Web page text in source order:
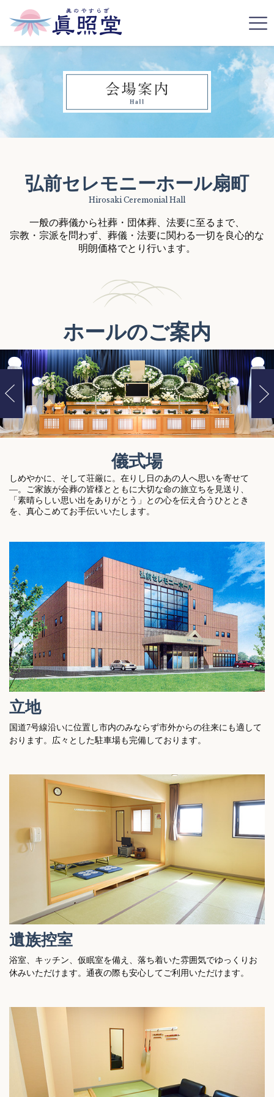
弘前セレモニーホール扇町
一般の葬儀から社葬・団体葬、法要に至るまで、
宗教・宗派を問わず、葬儀・法要に関わる一切を良心的な
明朗価格でとり行います。
ホールのご案内
儀式場
しめやかに、そして荘厳に。在りし日のあの人へ思いを寄せて
―。ご家族が会葬の皆様とともに大切な命の旅立ちを見送り、
「素晴らしい思い出をありがとう」との心を伝え合うひととき
を、真心こめてお手伝いいたします。
立地
国道7号線沿いに位置し市内のみならず市外からの往来にも適して
おります。広々とした駐車場も完備しております。
遺族控室
浴室、キッチン、仮眠室を備え、落ち着いた雰囲気でゆっくりお
休みいただけます。通夜の際も安心してご利用いただけます。